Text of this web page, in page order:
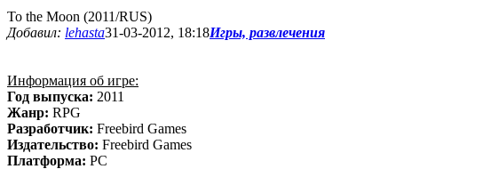
To the Moon (2011/RUS)
Добавил: lehasta31-03-2012, 18:18Игры, развлечения
Информация об игре:
Год выпуска: 2011
Жанр: RPG
Разработчик: Freebird Games
Издательство: Freebird Games
Платформа: PC